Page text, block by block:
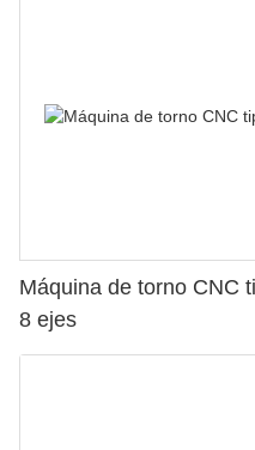
Máquina de torno CNC
8 ejes